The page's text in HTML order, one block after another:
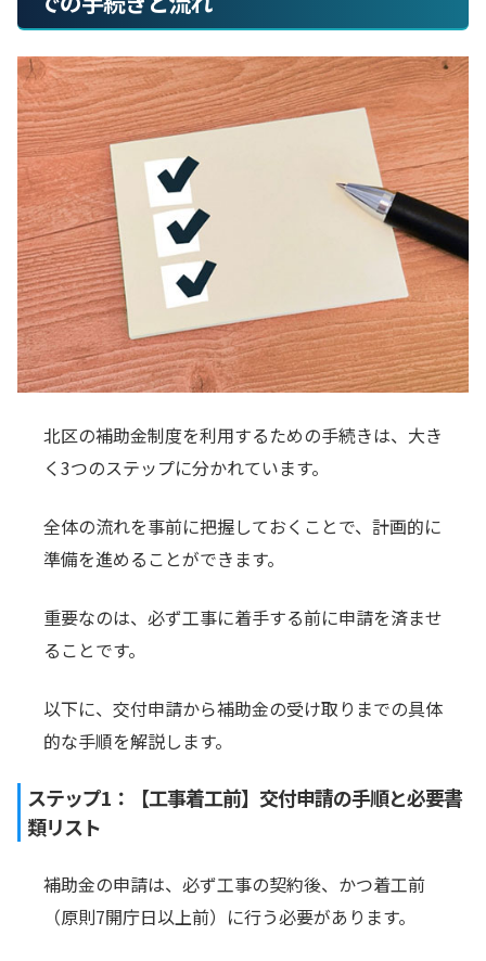
北区の補助金制度を利用するための手続きは、大き
く3つのステップに分かれています。
全体の流れを事前に把握しておくことで、計画的に
準備を進めることができます。
重要なのは、必ず工事に着手する前に申請を済ませ
ることです。
以下に、交付申請から補助金の受け取りまでの具体
的な手順を解説します。
ステップ1：【工事着工前】交付申請の手順と必要書
類リスト
補助金の申請は、必ず工事の契約後、かつ着工前
（原則7開庁日以上前）に行う必要があります。